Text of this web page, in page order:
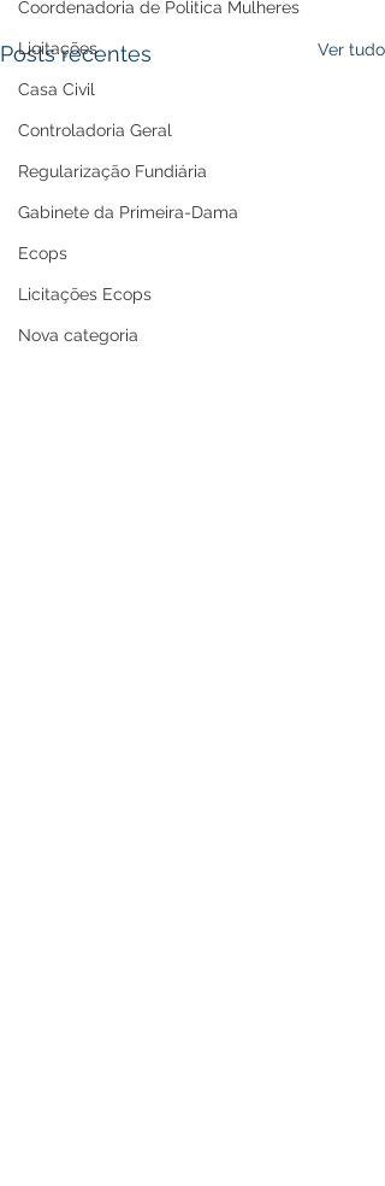
Coordenadoria de Politica Mulheres
Licitações
Casa Civil
Controladoria Geral
Regularização Fundiária
Gabinete da Primeira-Dama
Ecops
Licitações Ecops
Nova categoria
Posts recentes Ver tudo